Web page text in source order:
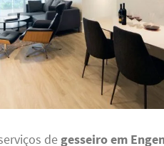
de gesseiro em